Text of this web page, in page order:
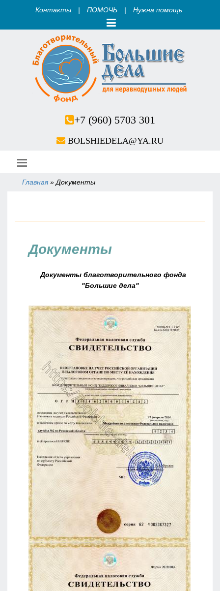
Контакты | ПОМОЧЬ | Нужна помощь
+7 (960) 5703 301
BOLSHIEDELA@YA.RU
Главная » Документы
Документы
Документы благотворительного фонда
"Большие дела"